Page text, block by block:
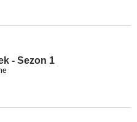
- Sezon 1